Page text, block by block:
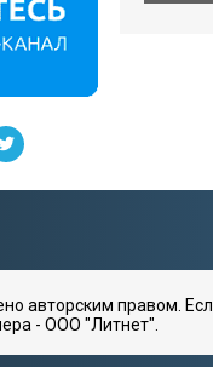
авторским правом.
- ООО "Литнет".